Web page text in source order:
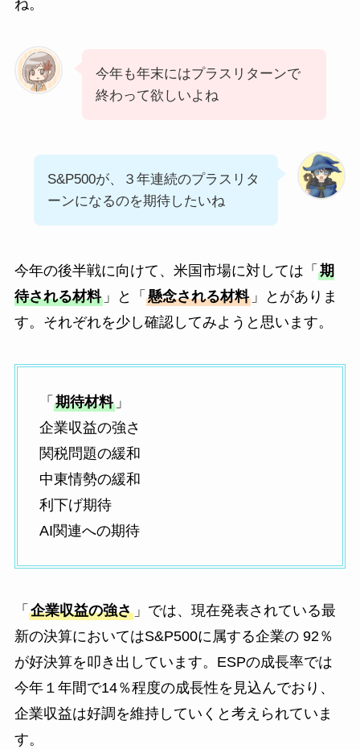
ね。
今年も年末にはプラスリターンで
終わって欲しいよね
S&P500が、３年連続のプラスリタ
ーンになるのを期待したいね
今年の後半戦に向けて、米国市場に対しては「 期
待される材料」と「 懸念される材料」とがありま
す。それぞれを少し確認してみようと思います。
「 期待材料」
企業収益の強さ
関税問題の緩和
中東情勢の緩和
利下げ期待
AI関連への期待
「 企業収益の強さ」では、現在発表されている最
新の決算においてはS&P500に属する企業の 92％
が好決算を叩き出しています。ESPの成長率では
今年１年間で14％程度の成長性を見込んでおり、
企業収益は好調を維持していくと考えられていま
す。